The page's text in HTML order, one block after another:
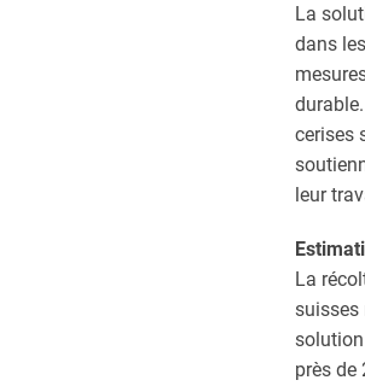
La
dans
cerises
leur
La
suisses
près de